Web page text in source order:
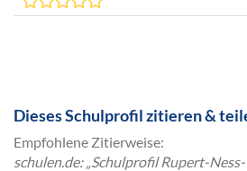
Dieses Schulprofil zitieren &
Empfohlene Zitierweise:
schulen.de: „Schulprofil Rupert-